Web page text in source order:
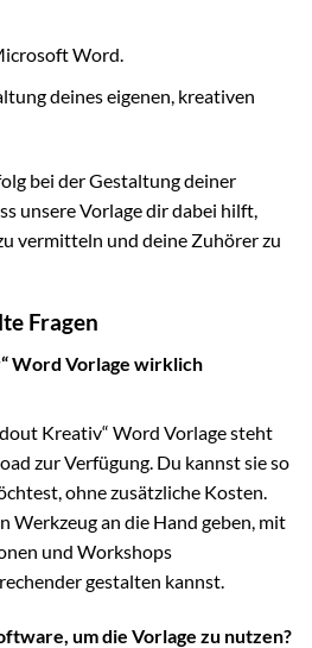
Word.
deines eigenen, kreativen
bei der Gestaltung deiner
unsere Vorlage dir dabei hilft,
vermitteln und deine Zuhörer zu
Fragen
Word Vorlage wirklich
Kreativ“ Word Vorlage steht
zur Verfügung. Du kannst sie so
ohne zusätzliche Kosten.
Werkzeug an die Hand geben, mit
und Workshops
gestalten kannst.
um die Vorlage zu nutzen?